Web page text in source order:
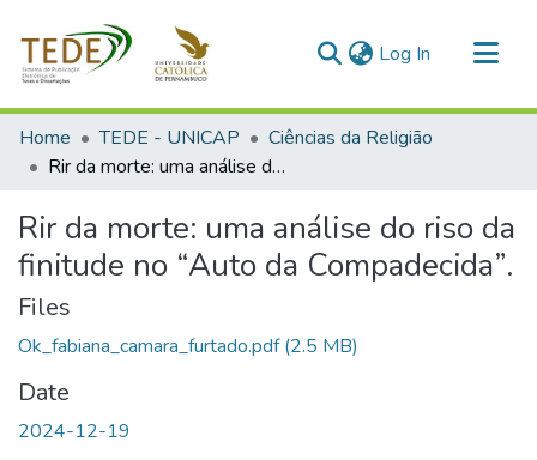
Log In (current)
Communities & Collections
All of DSpace
Home TEDE - UNICAP
Ciências da Religião
Rir da morte: uma análise do riso da finitude no “Auto da Compadecida”.
Rir da morte: uma análise do riso da
finitude no “Auto da Compadecida”.
Files
Ok_fabiana_camara_furtado.pdf(2.5 MB)
Date
2024-12-19